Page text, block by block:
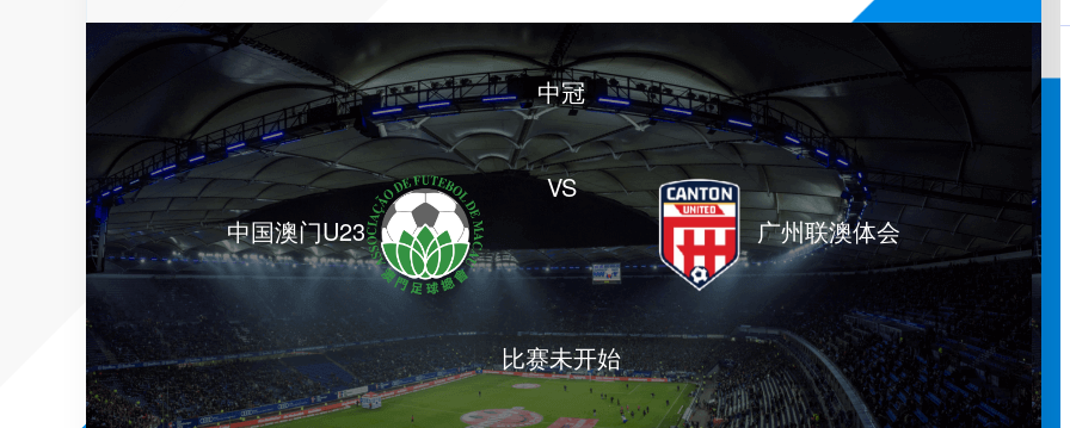
中国澳门U23
中冠
VS
比赛未开始
广州联澳体会